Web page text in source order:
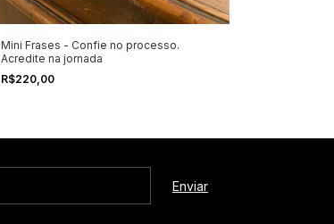
Mini Frases - Confie no processo.
Acredite na jornada
R$220,00